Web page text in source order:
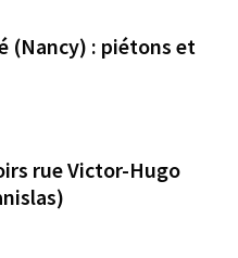
(Nancy) : piétons et
rue Victor-Hugo